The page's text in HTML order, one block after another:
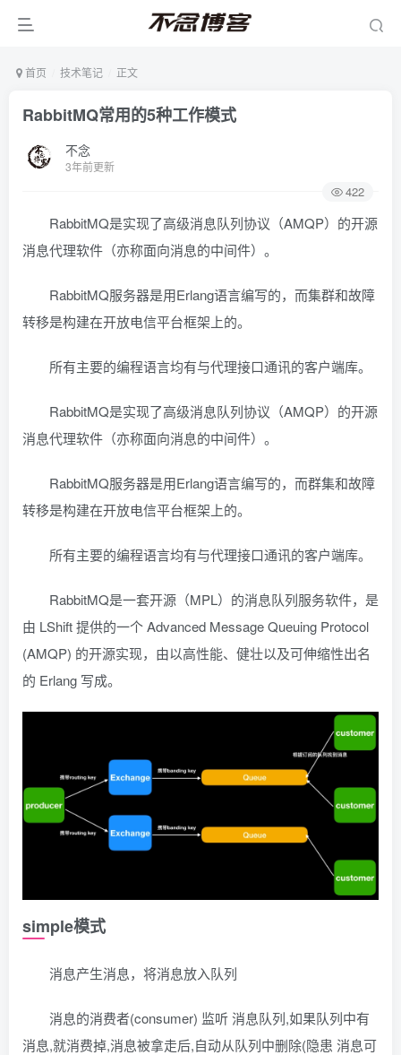
首页 技术笔记 正文
RabbitMQ常用的5种工作模式
不念
3年前更新
422
RabbitMQ是实现了高级消息队列协议（AMQP）的开源
消息代理软件（亦称面向消息的中间件）。
RabbitMQ服务器是用Erlang语言编写的，而集群和故障
转移是构建在开放电信平台框架上的。
所有主要的编程语言均有与代理接口通讯的客户端库。
RabbitMQ是实现了高级消息队列协议（AMQP）的开源
消息代理软件（亦称面向消息的中间件）。
RabbitMQ服务器是用Erlang语言编写的，而群集和故障
转移是构建在开放电信平台框架上的。
所有主要的编程语言均有与代理接口通讯的客户端库。
RabbitMQ是一套开源（MPL）的消息队列服务软件，是
由 LShift 提供的一个 Advanced Message Queuing Protocol
(AMQP) 的开源实现，由以高性能、健壮以及可伸缩性出名
的 Erlang 写成。
simple模式
消息产生消息，将消息放入队列
消息的消费者(consumer) 监听 消息队列,如果队列中有
消息,就消费掉,消息被拿走后,自动从队列中删除(隐患 消息可